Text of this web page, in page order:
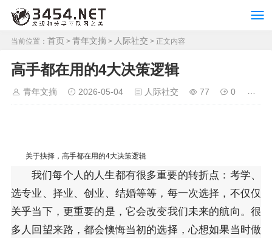
当前位置： 首页 > 青年文摘 > 人际社交 > 正文内容
高手都在用的4大决策逻辑
青年文摘 2026-05-04 人际社交 77 0
关于抉择，高手都在用的4大决策逻辑
我们每个人的人生都有很多重要的转折点：考学、
选专业、择业、创业、结婚等等，每一次选择，不仅仅
关乎当下，更重要的是，它会改变我们未来的航向。很
多人回望来路，都会懊悔当初的选择，心想如果当时做